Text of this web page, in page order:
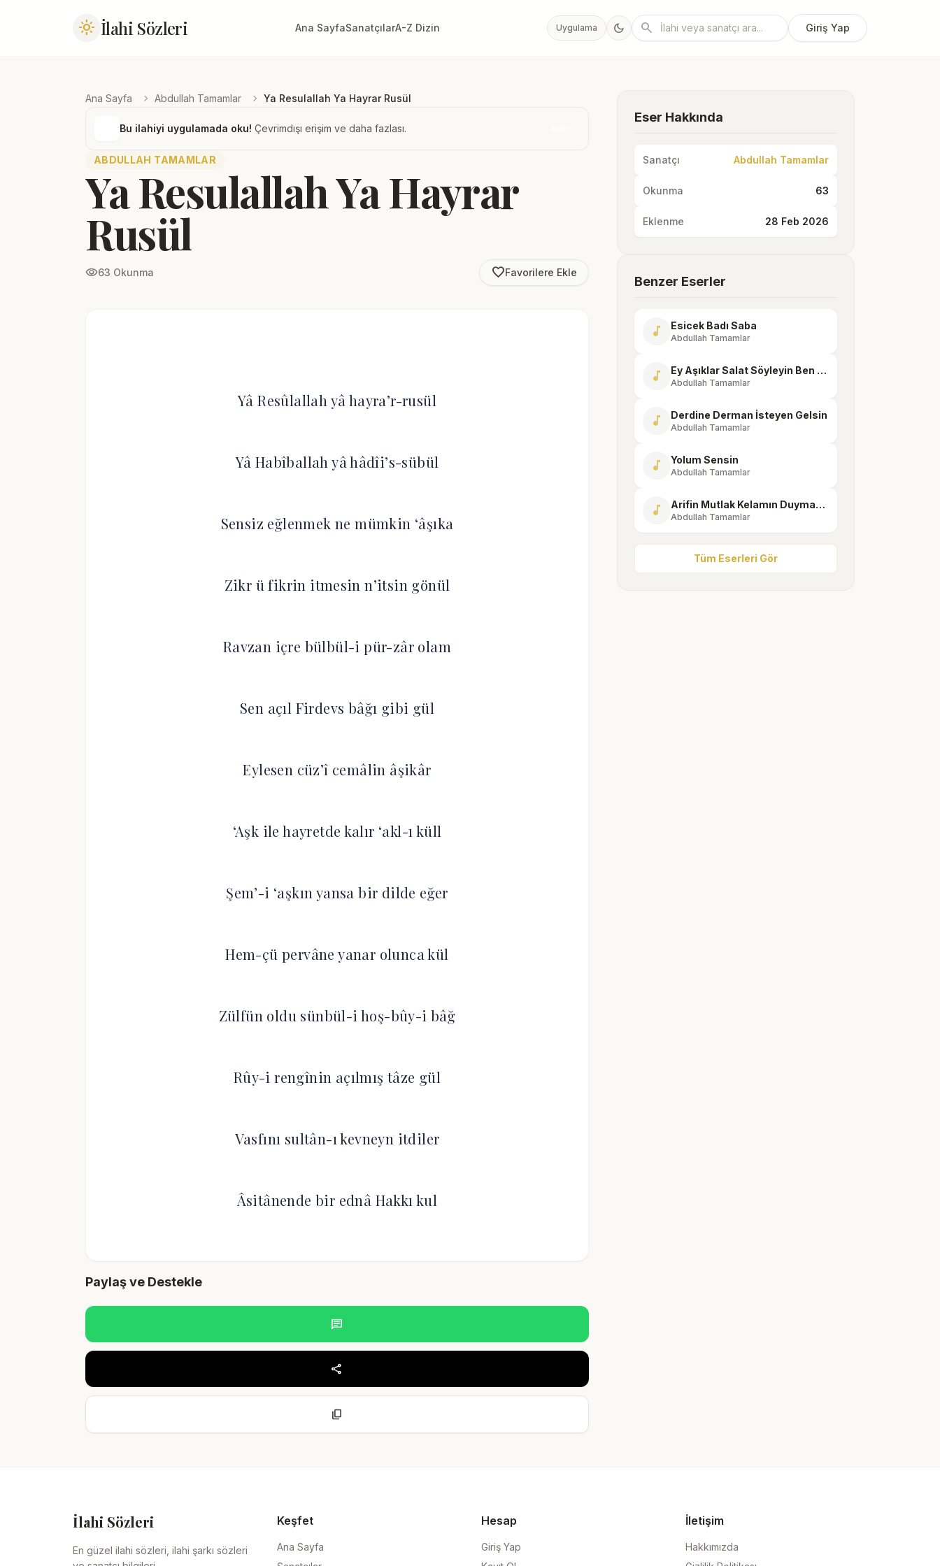
light_mode İlahi Sözleri Ana SayfaSanatçılarA-Z Dizin Uygulama dark_mode search Giriş Yap
Ana Sayfa chevron_right Abdullah Tamamlar chevron_right Ya Resulallah Ya Hayrar Rusül
Bu ilahiyi uygulamada oku! Çevrimdışı erişim ve daha fazlası.
ABDULLAH TAMAMLAR
Ya Resulallah Ya Hayrar
Rusül
visibility63 Okunma favorite_borderFavorilere Ekle
Yâ Resûlallah yâ hayra’r-rusül
Yâ Habîballah yâ hâdîi’s-sübül
Sensiz eğlenmek ne mümkin ‘âşıka
Zikr ü fikrin itmesin n’itsin gönül
Ravzan içre bülbül-i pür-zâr olam
Sen açıl Firdevs bâğı gibi gül
Eylesen cüz’î cemâlin âşikâr
‘Aşk ile hayretde kalır ‘akl-ı küll
Şem’-i ‘aşkın yansa bir dilde eğer
Hem-çü pervâne yanar olunca kül
Zülfün oldu sünbül-i hoş-bûy-i bâğ
Rûy-i rengînin açılmış tâze gül
Vasfını sultân-ı kevneyn itdiler
Âsitânende bir ednâ Hakkı kul
Paylaş ve Destekle
chat
share
content_copy
Eser Hakkında
Sanatçı Abdullah Tamamlar
Okunma 63
Eklenme 28 Feb 2026
Benzer Eserler
music_note Esicek Badı Saba
Abdullah Tamamlar
music_note Ey Aşıklar Salat Söyleyin Ben Söyleyeyim
Abdullah Tamamlar
music_note Derdine Derman İsteyen Gelsin
Abdullah Tamamlar
music_note Yolum Sensin
Abdullah Tamamlar
music_note Arifin Mutlak Kelamın Duymaya İrfan Gerek
Abdullah Tamamlar
Tüm Eserleri Gör
İlahi Sözleri
En güzel ilahi sözleri, ilahi şarkı sözleri
Keşfet
Ana Sayfa
Hesap
Giriş Yap
İletişim
Hakkımızda